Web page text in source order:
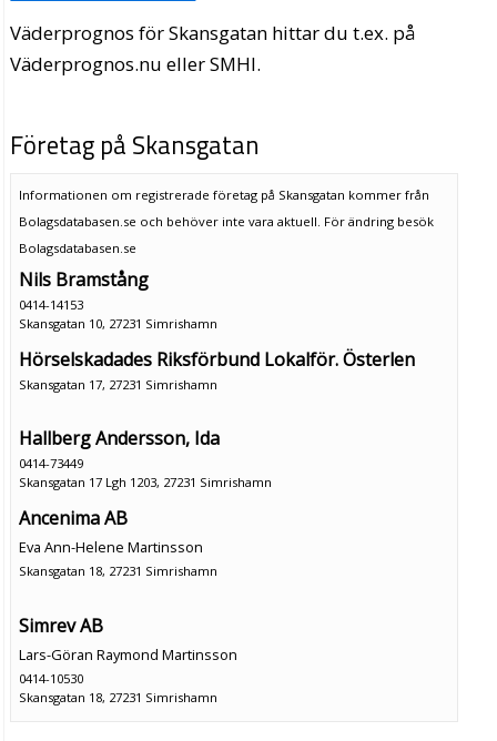
Väderprognos för Skansgatan hittar du t.ex. på
Väderprognos.nu eller SMHI.
Företag på Skansgatan
Informationen om registrerade företag på Skansgatan kommer från
Bolagsdatabasen.se och behöver inte vara aktuell. För ändring besök
Bolagsdatabasen.se
Nils Bramstång
0414-14153
Skansgatan 10, 27231 Simrishamn
Hörselskadades Riksförbund Lokalför. Österlen
Skansgatan 17, 27231 Simrishamn
Hallberg Andersson, Ida
0414-73449
Skansgatan 17 Lgh 1203, 27231 Simrishamn
Ancenima AB
Eva Ann-Helene Martinsson
Skansgatan 18, 27231 Simrishamn
Simrev AB
Lars-Göran Raymond Martinsson
0414-10530
Skansgatan 18, 27231 Simrishamn